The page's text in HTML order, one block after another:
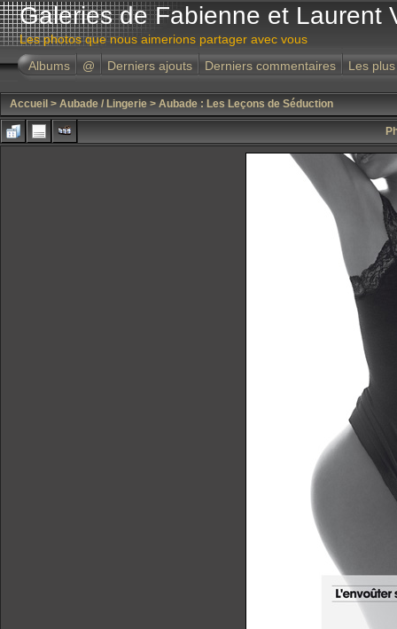
Galeries de Fabienne et Laurent
Les photos que nous aimerions partager avec vous
Albums
@ Derniers ajouts Derniers commentaires Les
Accueil > Aubade / Lingerie > Aubade : Les Leçons de Séduction